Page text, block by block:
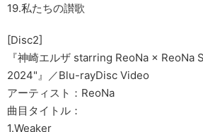
19.私たちの讃歌
[Disc2]
『神崎エルザ starring ReoNa × ReoNa
2024"』／Blu-rayDisc Video
アーティスト：ReoNa
曲目タイトル：
1.Weaker